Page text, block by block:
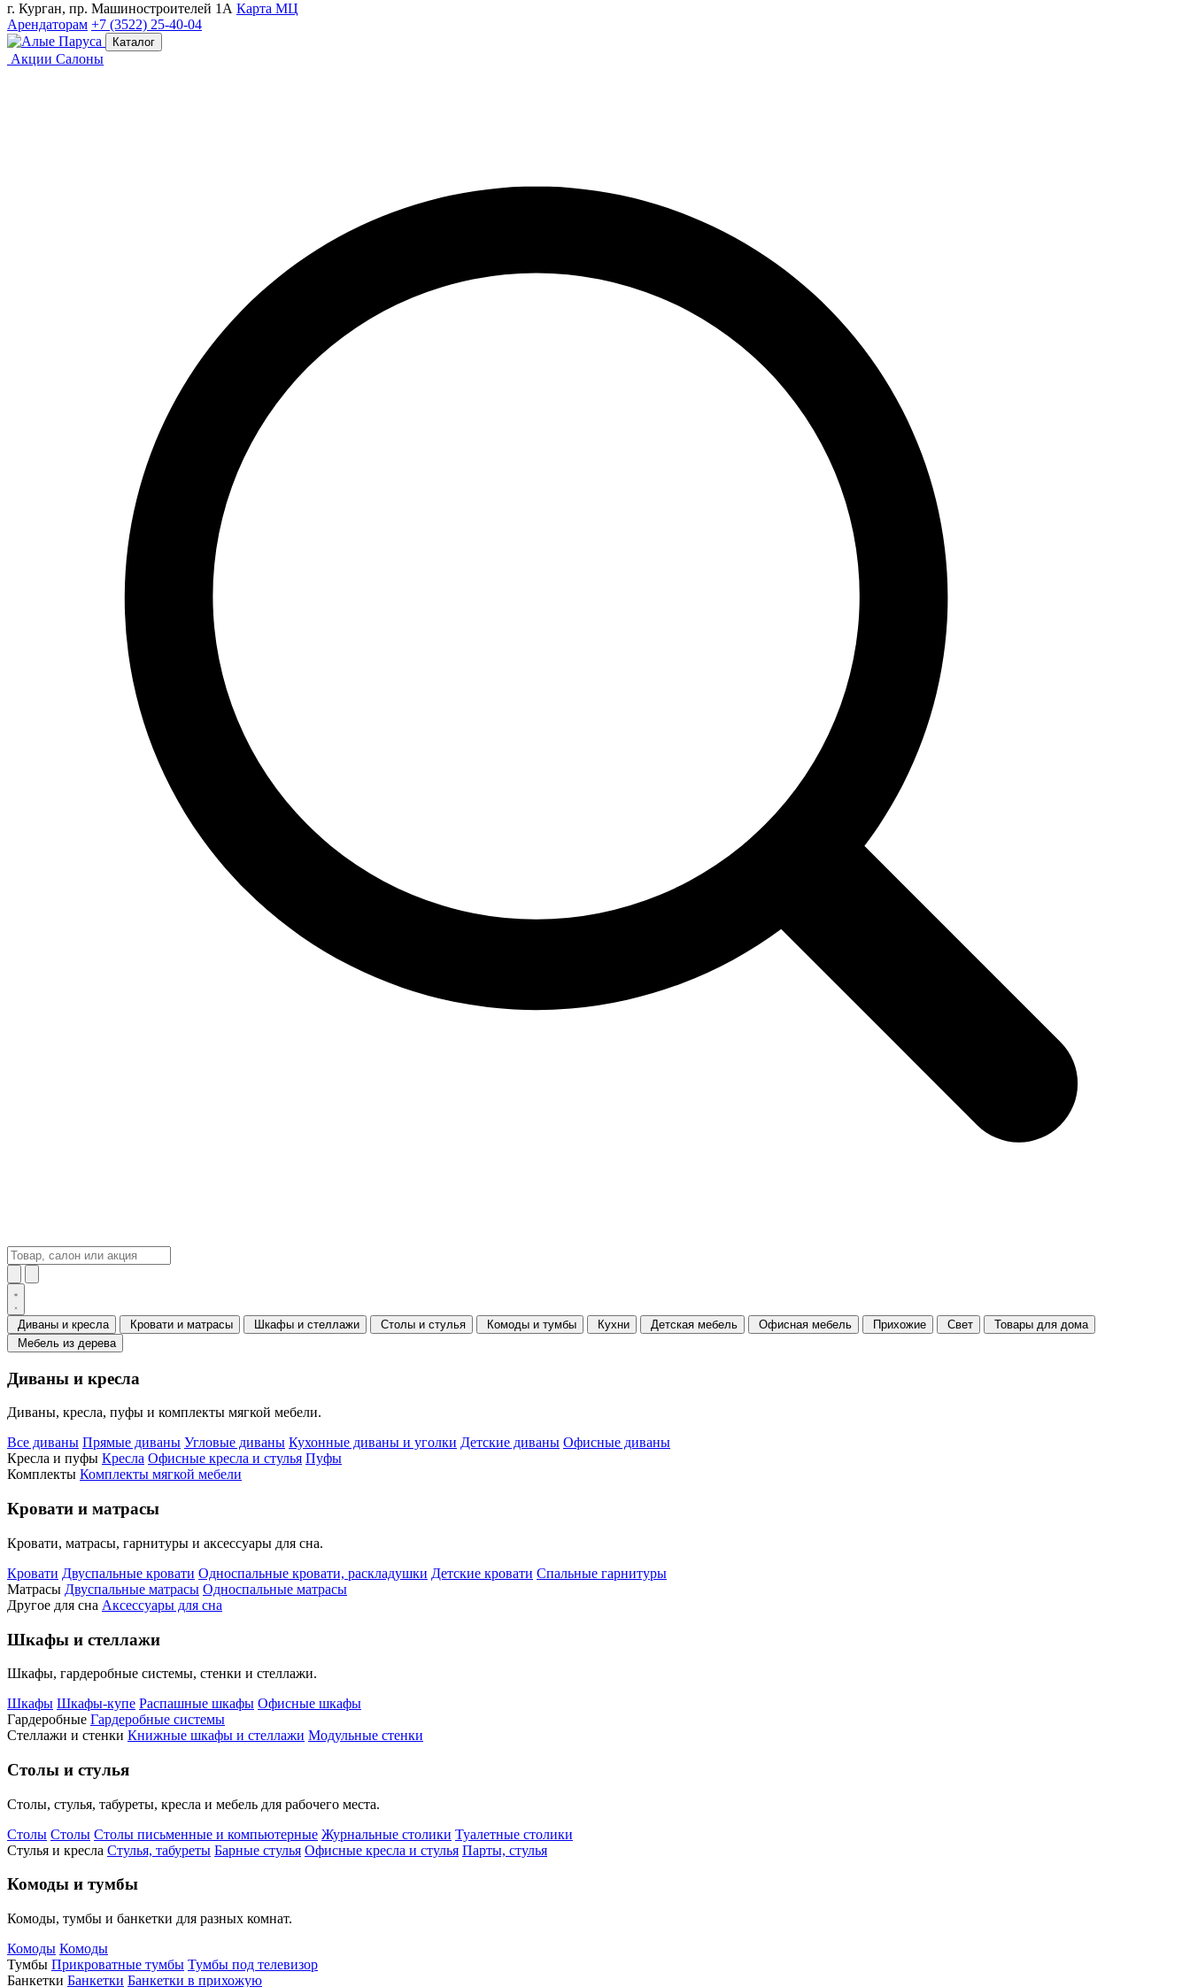
г. Курган, пр. Машиностроителей 1А Карта МЦ
Арендаторам +7 (3522) 25-40-04
Каталог
Акции Салоны
Диваны и кресла Кровати и матрасы Шкафы и стеллажи Столы и стулья Комоды и тумбы Кухни Детская мебель Офисная мебель Прихожие Свет
Товары для дома
Мебель из дерева
Диваны и кресла
Диваны, кресла, пуфы и комплекты мягкой мебели.
Все диваны Прямые диваны Угловые диваны Кухонные диваны и уголки Детские диваны Офисные диваны
Кресла и пуфы Кресла Офисные кресла и стулья Пуфы
Комплекты Комплекты мягкой мебели
Кровати и матрасы
Кровати, матрасы, гарнитуры и аксессуары для сна.
Кровати Двуспальные кровати Односпальные кровати, раскладушки Детские кровати Спальные гарнитуры
Матрасы Двуспальные матрасы Односпальные матрасы
Другое для сна Аксессуары для сна
Шкафы и стеллажи
Шкафы, гардеробные системы, стенки и стеллажи.
Шкафы Шкафы-купе Распашные шкафы Офисные шкафы
Гардеробные Гардеробные системы
Стеллажи и стенки Книжные шкафы и стеллажи Модульные стенки
Столы и стулья
Столы, стулья, табуреты, кресла и мебель для рабочего места.
Столы Столы Столы письменные и компьютерные Журнальные столики Туалетные столики
Стулья и кресла Стулья, табуреты Барные стулья Офисные кресла и стулья Парты, стулья
Комоды и тумбы
Комоды, тумбы и банкетки для разных комнат.
Комоды Комоды
Тумбы Прикроватные тумбы Тумбы под телевизор
Банкетки Банкетки Банкетки в прихожую